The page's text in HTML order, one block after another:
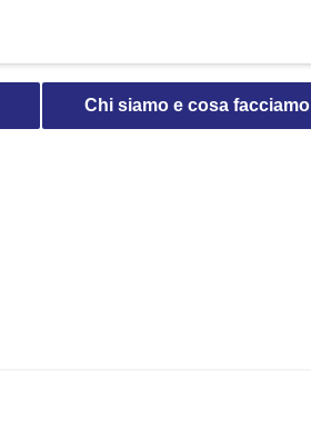
Chi siamo e cosa facciamo